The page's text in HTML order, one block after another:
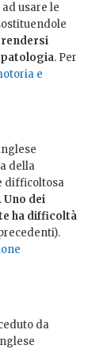
usare le
rendersi
patologia. Per
e
della
difficoltosa
Uno dei
ha difficoltà
da